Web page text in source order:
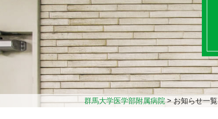
群馬大学医学部附属病院>お知らせ一覧